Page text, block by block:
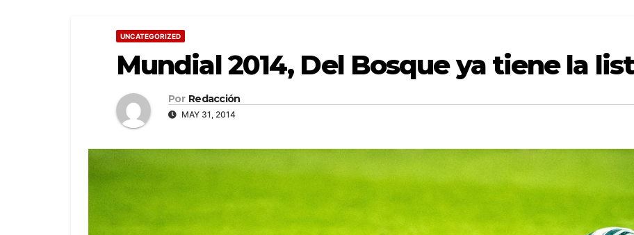
UNCATEGORIZED
Mundial 2014, Del Bosque ya tiene la
Por Redacción
MAY 31, 2014